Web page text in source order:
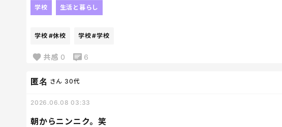
息子、休みと知ってお出かけモード突入なのよ、、笑
良かったー今日美容院入れようと思ってたけどやめて。笑
学校 生活と暮らし
学校 #休校 学校#学校
共感 0 6
朝からニンニク。笑
匿名 さん 30代
2026.06.08 03:33